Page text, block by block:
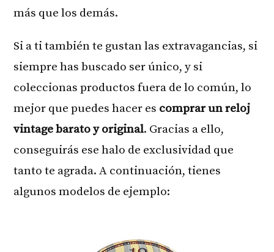
más que los demás.
Si a ti también te gustan las extravagancias, si
siempre has buscado ser único, y si
coleccionas productos fuera de lo común, lo
mejor que puedes hacer es comprar un reloj
vintage barato y original. Gracias a ello,
conseguirás ese halo de exclusividad que
tanto te agrada. A continuación, tienes
algunos modelos de ejemplo: